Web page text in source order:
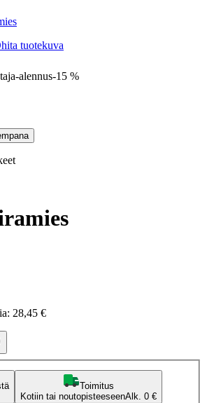
tuotekuva
alennus-15 %
28,45 €
Toimitus
Kotiin tai noutopisteeseenAlk. 0 €